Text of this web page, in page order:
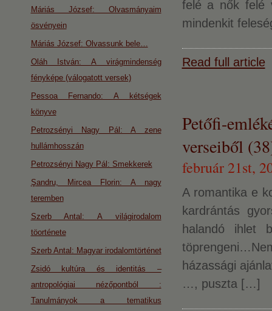
felé a nők felé
mindenkit
Read full article
Petőfi-
verseiből
február 21st,
A romantika e
kardrántás
halandó ihlet
házassági
…, puszta […]
Máriás József: Olvasmányaim
ösvényein
Máriás József: Olvassunk bele…
Oláh István: A virágmindenség
fényképe (válogatott versek)
Pessoa Fernando: A kétségek
könyve
Petrozsényi Nagy Pál: A zene
hullámhosszán
Petrozsényi Nagy Pál: Smekkerek
Şandru, Mircea Florin: A nagy
teremben
Szerb Antal: A világirodalom
töorténete
Szerb Antal: Magyar irodalomtörténet
Zsidó kultúra és identitás –
antropológiai nézőpontból :
Tanulmányok a tematikus